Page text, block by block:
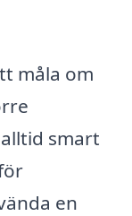
måla om
smart
en